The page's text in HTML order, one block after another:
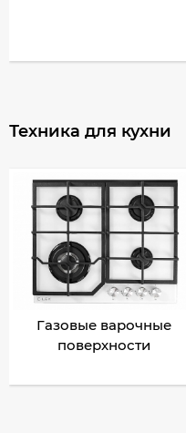
Техника для кухни
Газовые варочные
поверхности